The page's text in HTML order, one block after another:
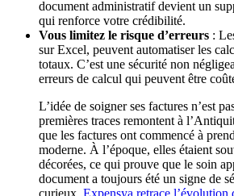
document administratif devient un
qui renforce votre crédibilité.
Vous limitez le risque d’erreurs :
sur Excel, peuvent automatiser les
totaux. C’est une sécurité non
erreurs de calcul qui peuvent être
L’idée de soigner ses factures n’est
premières traces remontent à
que les factures ont commencé à
moderne. À l’époque, elles étaient
décorées, ce qui prouve que le soin
document a toujours été un signe de
curieux, Expensya retrace l’évolution